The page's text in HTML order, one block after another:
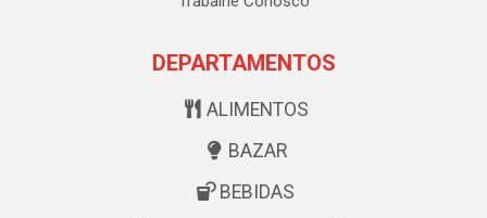
DEPARTAMENTOS
ALIMENTOS
BAZAR
BEBIDAS